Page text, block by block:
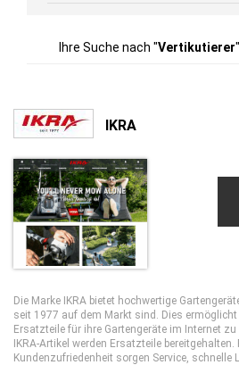
Ihre Suche nach "Vertikutierer
IKRA
Die Marke IKRA bietet hochwertige
seit 1977 auf dem Markt sind. Dies
Ersatzteile für ihre Gartengeräte im Internet
IKRA-Artikel werden Ersatzteile bereitgehalten.
Kundenzufriedenheit sorgen Service, schnelle